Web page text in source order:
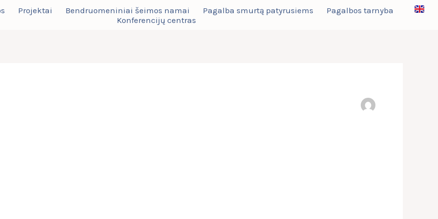
Projektai Bendruomeniniai šeimos namai Pagalba smurtą patyrusiems
Pagalbos tarnyba
Konferencijų centras